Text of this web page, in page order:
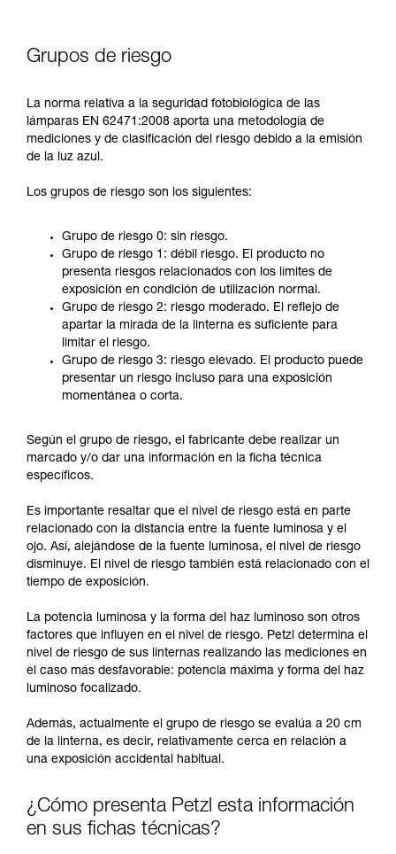
Grupos de riesgo
La norma relativa a la seguridad fotobiológica de las
lámparas EN 62471:2008 aporta una metodología de
mediciones y de clasificación del riesgo debido a la emisión
de la luz azul.
Los grupos de riesgo son los siguientes:
Grupo de riesgo 0: sin riesgo.
Grupo de riesgo 1: débil riesgo. El producto no
presenta riesgos relacionados con los límites de
exposición en condición de utilización normal.
Grupo de riesgo 2: riesgo moderado. El reflejo de
apartar la mirada de la linterna es suficiente para
limitar el riesgo.
Grupo de riesgo 3: riesgo elevado. El producto puede
presentar un riesgo incluso para una exposición
momentánea o corta.
Según el grupo de riesgo, el fabricante debe realizar un
marcado y/o dar una información en la ficha técnica
específicos.
Es importante resaltar que el nivel de riesgo está en parte
relacionado con la distancia entre la fuente luminosa y el
ojo. Así, alejándose de la fuente luminosa, el nivel de riesgo
disminuye. El nivel de riesgo también está relacionado con el
tiempo de exposición.
La potencia luminosa y la forma del haz luminoso son otros
factores que influyen en el nivel de riesgo. Petzl determina el
nivel de riesgo de sus linternas realizando las mediciones en
el caso más desfavorable: potencia máxima y forma del haz
luminoso focalizado.
Además, actualmente el grupo de riesgo se evalúa a 20 cm
de la linterna, es decir, relativamente cerca en relación a
una exposición accidental habitual.
¿Cómo presenta Petzl esta información
en sus fichas técnicas?